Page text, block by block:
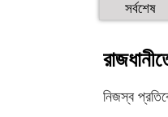
সর্বশেষ
নিজস্ব